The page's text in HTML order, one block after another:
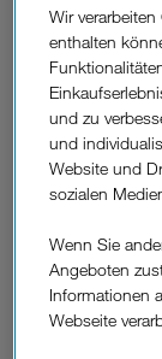
Wir
enthalten
und zu
und
Website und
sozialen
Wenn Sie
Angeboten
Informationen
Webseite